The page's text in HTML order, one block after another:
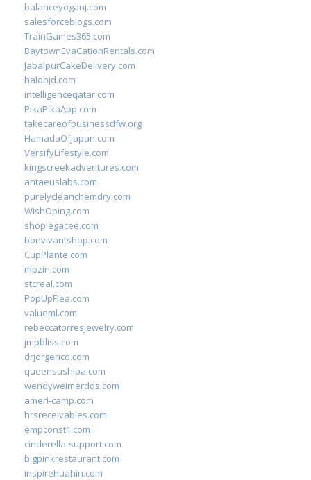
balanceyoganj.com
salesforceblogs.com
TrainGames365.com
BaytownEvaCationRentals.com
JabalpurCakeDelivery.com
halobjd.com
intelligenceqatar.com
PikaPikaApp.com
takecareofbusinessdfw.org
HamadaOfJapan.com
VersifyLifestyle.com
kingscreekadventures.com
antaeuslabs.com
purelycleanchemdry.com
WishOping.com
shoplegacee.com
bonvivantshop.com
CupPlante.com
mpzin.com
stcreal.com
PopUpFlea.com
valueml.com
rebeccatorresjewelry.com
jmpbliss.com
drjorgerico.com
queensushipa.com
wendyweimerdds.com
ameri-camp.com
hrsreceivables.com
empconst1.com
cinderella-support.com
bigpinkrestaurant.com
inspirehuahin.com